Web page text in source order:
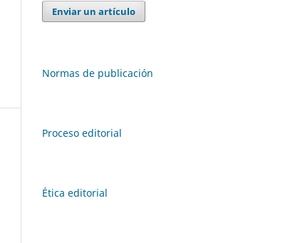
Enviar un artículo
Normas de publicación
Proceso editorial
Ética editorial